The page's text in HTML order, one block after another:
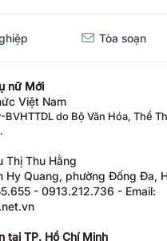
Tòa soạn
nữ Mới
Việt Nam
BVHTTDL do Bộ Văn Hóa, Thể
Thị Thu Hằng
Hy Quang, phường Đống Đa,
- 0913.212.736 - Email:
tại TP. Hồ Chí Minh